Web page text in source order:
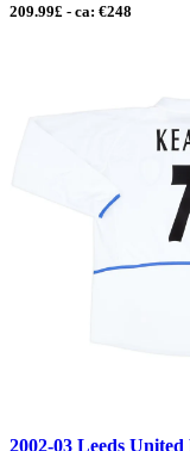
209.99£ - ca: €248
2002-03 Leeds